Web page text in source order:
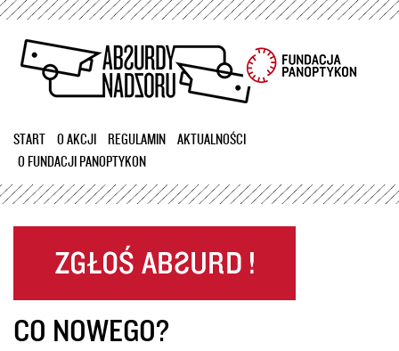
Przejdź
treści
START O AKCJI REGULAMIN
AKTUALNOŚCI
O FUNDACJI PANOPTYKON
CO NOWEGO?